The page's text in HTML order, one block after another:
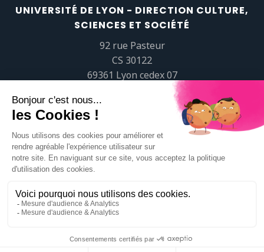
UNIVERSITÉ DE LYON - DIRECTION CULTURE,
SCIENCES ET SOCIÉTÉ
92 rue Pasteur
CS 30122
69361 Lyon cedex 07
popsciences@universite-lyon.fr
Tél.+33 (0)4 37 37 82 01
https://www.youtube.com/embed/Qm-prNOXepo